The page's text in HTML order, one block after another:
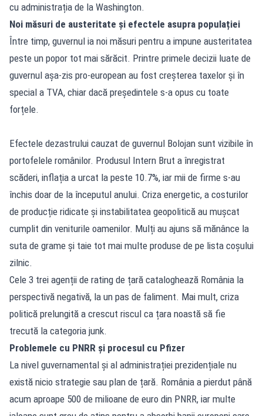
cu administrația de la Washington.
Noi măsuri de austeritate și efectele asupra populației
Între timp, guvernul ia noi măsuri pentru a impune austeritatea
peste un popor tot mai sărăcit. Printre primele decizii luate de
guvernul așa-zis pro-european au fost creșterea taxelor și în
special a TVA, chiar dacă președintele s-a opus cu toate
forțele.
Efectele dezastrului cauzat de guvernul Bolojan sunt vizibile în
portofelele românilor. Produsul Intern Brut a înregistrat
scăderi, inflația a urcat la peste 10.7%, iar mii de firme s-au
închis doar de la începutul anului. Criza energetic, a costurilor
de producție ridicate și instabilitatea geopolitică au mușcat
cumplit din veniturile oamenilor. Mulți au ajuns să mănânce la
suta de grame și taie tot mai multe produse de pe lista coșului
zilnic.
Cele 3 trei agenții de rating de țară cataloghează România la
perspectivă negativă, la un pas de faliment. Mai mult, criza
politică prelungită a crescut riscul ca țara noastă să fie
trecută la categoria junk.
Problemele cu PNRR și procesul cu Pfizer
La nivel guvernamental și al administrației prezidențiale nu
există nicio strategie sau plan de țară. România a pierdut până
acum aproape 500 de milioane de euro din PNRR, iar multe